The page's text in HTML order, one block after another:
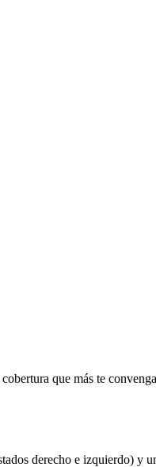
que más te
derecho e izquierdo) y